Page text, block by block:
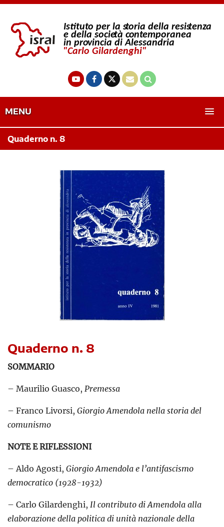
MENU
Quaderno n. 8
Quaderno n. 8
SOMMARIO
– Maurilio Guasco, Premessa
– Franco Livorsi, Giorgio Amendola nella storia del
comunismo
NOTE E RIFLESSIONI
– Aldo Agosti, Giorgio Amendola e l’antifascismo
democratico (1928-1932)
– Carlo Gilardenghi, Il contributo di Amendola alla
elaborazione della politica di unità nazionale della